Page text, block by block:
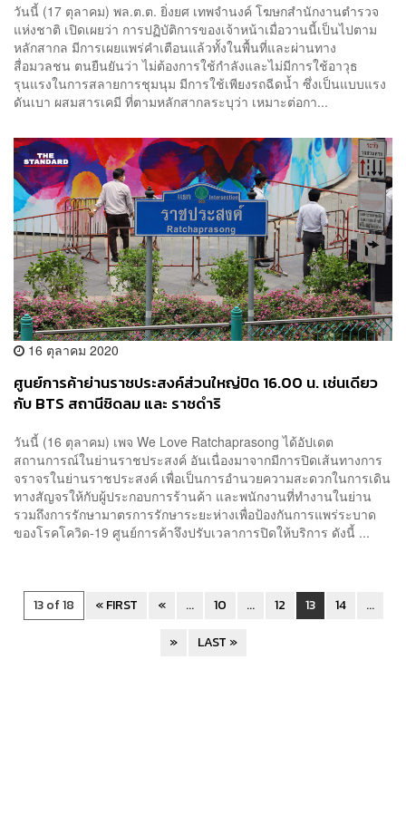
วันนี้ (17 ตุลาคม) พล.ต.ต. ยิ่งยศ เทพจำนงค์ โฆษกสำนักงานตำรวจ
แห่งชาติ เปิดเผยว่า การปฏิบัติการของเจ้าหน้าเมื่อวานนี้เป็นไปตาม
หลักสากล มีการเผยแพร่คำเตือนแล้วทั้งในพื้นที่และผ่านทาง
สื่อมวลชน ตนยืนยันว่า ไม่ต้องการใช้กำลังและไม่มีการใช้อาวุธ
รุนแรงในการสลายการชุมนุม มีการใช้เพียงรถฉีดน้ำ ซึ่งเป็นแบบแรง
ดันเบา ผสมสารเคมี ที่ตามหลักสากลระบุว่า เหมาะต่อกา...
16 ตุลาคม 2020
ศูนย์การค้าย่านราชประสงค์ส่วนใหญ่ปิด 16.00 น. เช่นเดียว
กับ BTS สถานีชิดลม และ ราชดำริ
วันนี้ (16 ตุลาคม) เพจ We Love Ratchaprasong ได้อัปเดต
สถานการณ์ในย่านราชประสงค์ อันเนื่องมาจากมีการปิดเส้นทางการ
จราจรในย่านราชประสงค์ เพื่อเป็นการอำนวยความสะดวกในการเดิน
ทางสัญจรให้กับผู้ประกอบการร้านค้า และพนักงานที่ทำงานในย่าน
รวมถึงการรักษามาตรการรักษาระยะห่างเพื่อป้องกันการแพร่ระบาด
ของโรคโควิด-19 ศูนย์การค้าจึงปรับเวลาการปิดให้บริการ ดังนี้ ...
13 of 18 « FIRST « ... 10 ... 12 13 14
...
»
LAST »